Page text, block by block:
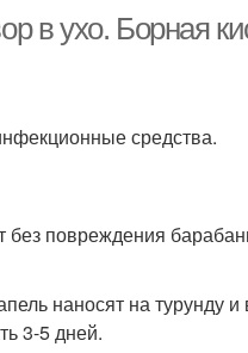
в ухо. Борная
средства.
повреждения
наносят на турунду
3-5 дней.